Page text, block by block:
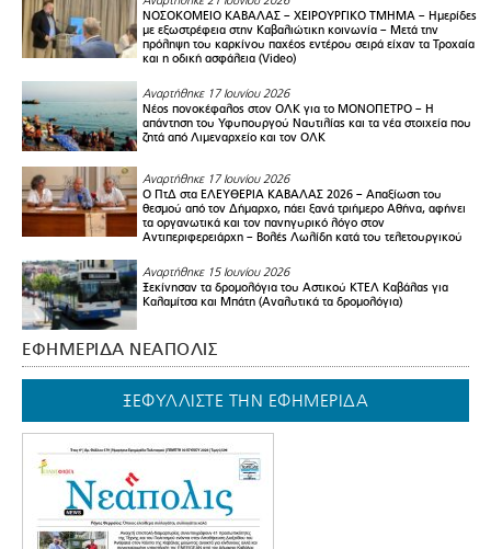
ΝΟΣΟΚΟΜΕΙΟ ΚΑΒΑΛΑΣ – ΧΕΙΡΟΥΡΓΙΚΟ ΤΜΗΜΑ – Ημερίδες
με εξωστρέφεια στην Καβαλιώτικη κοινωνία – Μετά την
πρόληψη του καρκίνου παχέος εντέρου σειρά είχαν τα Τροχαία
και η οδική ασφάλεια (Video)
Αναρτήθηκε 17 Ιουνίου 2026
Νέος πονοκέφαλος στον ΟΛΚ για το ΜΟΝΟΠΕΤΡΟ – Η
απάντηση του Υφυπουργού Ναυτιλίας και τα νέα στοιχεία που
ζητά από Λιμεναρχείο και τον ΟΛΚ
Αναρτήθηκε 17 Ιουνίου 2026
Ο ΠτΔ στα ΕΛΕΥΘΕΡΙΑ ΚΑΒΑΛΑΣ 2026 – Απαξίωση του
θεσμού από τον Δήμαρχο, πάει ξανά τριήμερο Αθήνα, αφήνει
τα οργανωτικά και τον πανηγυρικό λόγο στον
Αντιπεριφερειάρχη – Βολές Λωλίδη κατά του τελετουργικού
Αναρτήθηκε 15 Ιουνίου 2026
Ξεκίνησαν τα δρομολόγια του Αστικού ΚΤΕΛ Καβάλας για
Καλαμίτσα και Μπάτη (Αναλυτικά τα δρομολόγια)
ΕΦΗΜΕΡΙΔΑ ΝΕΑΠΟΛΙΣ
ΞΕΦΥΛΛΙΣΤΕ ΤΗΝ ΕΦΗΜΕΡΙΔΑ